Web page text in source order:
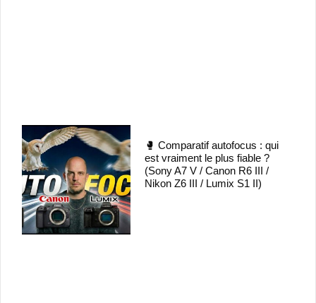
🥊 Comparatif autofocus : qui
est vraiment le plus fiable ?
(Sony A7 V / Canon R6 III /
Nikon Z6 III / Lumix S1 II)